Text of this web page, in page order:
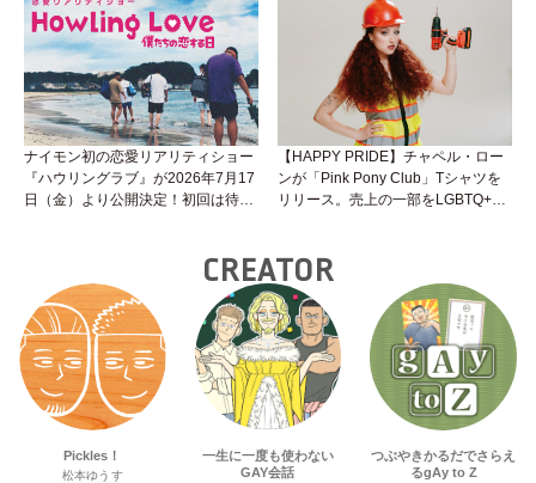
性トーク～聞きにくいことは小堀先
生に聞けばイイ！（Vol.25）
ナイモン初の恋愛リアリティショー
『ハウリングラブ』が2026年7月17
日（金）より公開決定！初回は待望
【HAPPY PRIDE】チャペル・ロー
ンが「Pink Pony Club」Tシャツを
リリース。売上の一部をLGBTQ+＆
CREATOR
Pickles！
松本ゆうす
一生に一度も使わない
GAY会話
つぶやきかるだでさらえ
るgAy to Z